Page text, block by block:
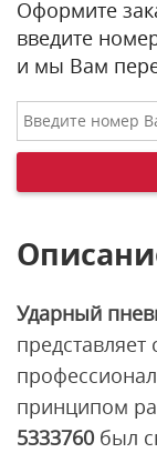
Оформите
введите
и мы Вам
Ударный
принципом
5333760 был